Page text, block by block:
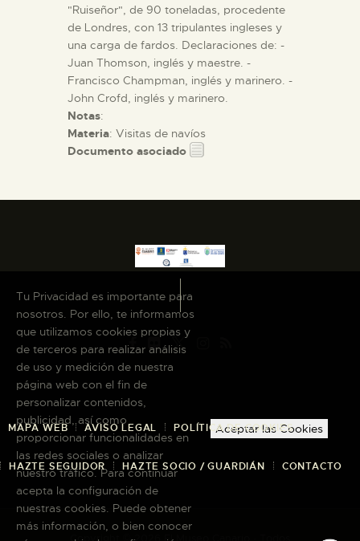
"Ruiseñor", de 90 toneladas, procedente
de Londres, con 13 tripulantes ingleses y
una carga de fardos. Declaraciones de: -
Juan Thomson, inglés y maestre. -
Francisco Champman, inglés y marinero. -
John Crofd, inglés y marinero.
Notas:
Materia: Visitas de navíos
Documento asociado
MAPA WEB AVISO LEGAL POLÍTICA DE COOKIES
HAZTE SEGUIDOR HAZTE SOCIO / GUARDIÁN CONTACTO
Copyright © 2026 El Museo Canario · Todos
Tu Privacidad es importante para
nosotros. Por ello, te informamos
que utilizamos cookies propias y
de terceros para realizar análisis
de uso y medición de nuestra
página web con el fin de
personalizar contenidos,
publicidad, así como
proporcionar funcionalidades en
las redes sociales o analizar
nuestro tráfico. Para continuar
acepta la configuración de
nuestras cookies. Puede obtener
más información, o bien conocer
Aceptar las Cookies